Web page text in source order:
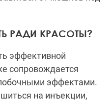
РАДИ КРАСОТЫ?
эффективной
сопровождается
эффектами.
на инъекции,